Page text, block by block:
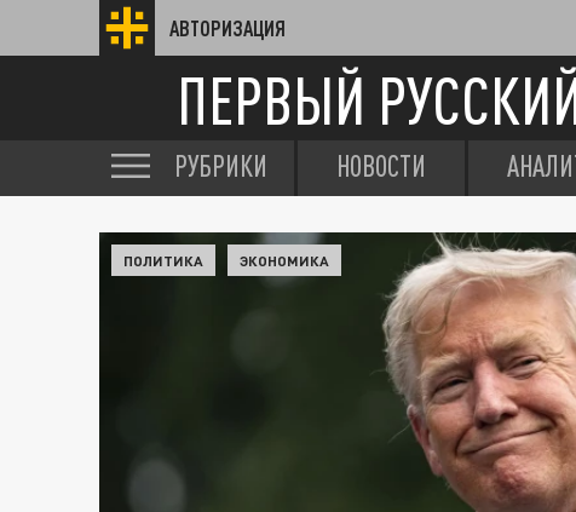
АВТОРИЗАЦИЯ
ПЕРВЫЙ
РУБРИКИ НОВОСТИ
ПОЛИТИКА ЭКОНОМИКА